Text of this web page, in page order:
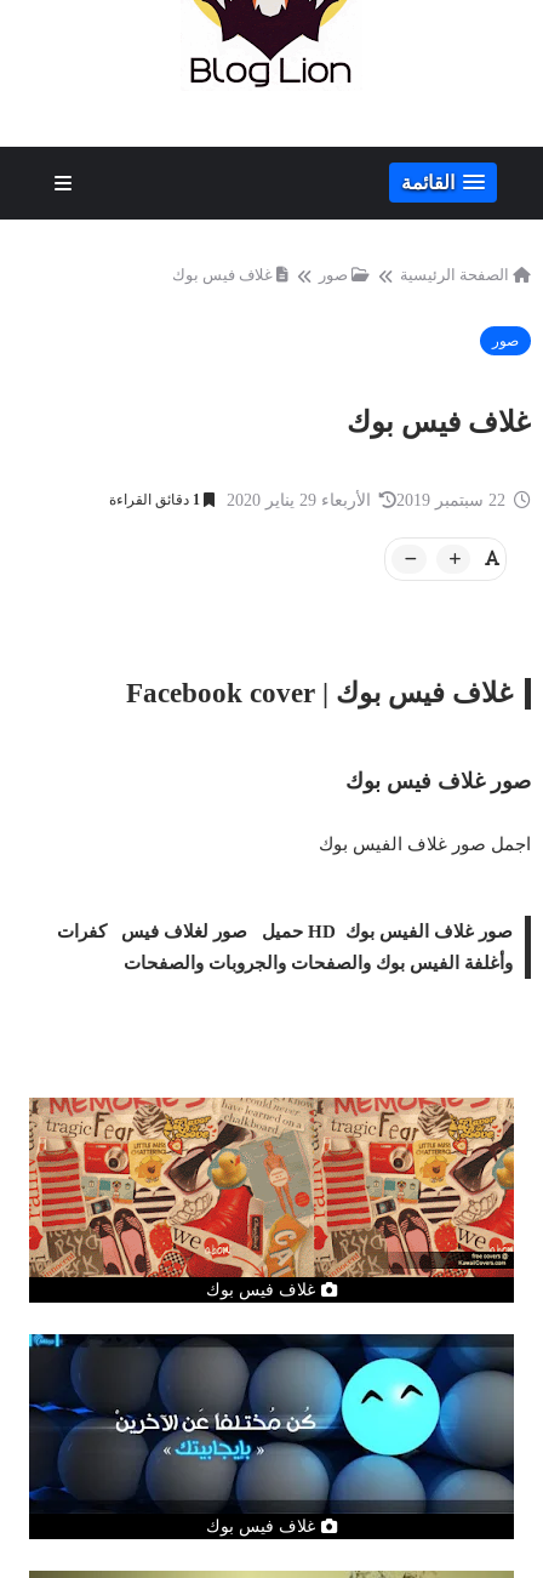
القائمة
الصفحة الرئيسية صور غلاف فيس بوك
صور
غلاف فيس بوك
الأربعاء 29 يناير 2020 1 دقائق القراءة
غلاف فيس بوك | Facebook cover
صور غلاف فيس بوك
اجمل صور غلاف الفيس بوك
صور غلاف الفيس بوك HD حميل صور لغلاف فيس كفرات
وأغلفة الفيس بوك والصفحات والجروبات والصفحات
غلاف فيس بوك
غلاف فيس بوك